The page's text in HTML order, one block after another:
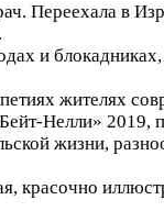
Переехала в
и
жителях
Нелли» 2019,
жизни,
красочно